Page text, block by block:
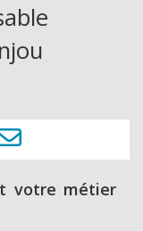
votre métier